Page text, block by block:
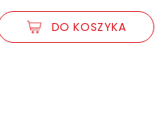
DO KOSZYKA